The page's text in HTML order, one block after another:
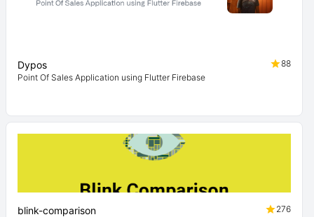
Dypos
88
Point Of Sales Application using Flutter Firebase
blink-comparison
276